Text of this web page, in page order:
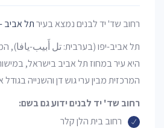
רחוב שד' יד לבנים נמצא בעירתל אביב -
תל אביב-יפו (בערבית: تل أَبيب-يافا),
היא עיר במחוז תל אביב בישראל,
המרכזית מבין ערי גוש דן והשנייה
רחוב שד' יד לבנים ידוע גם בשם:
רחוב בית הלן קלר